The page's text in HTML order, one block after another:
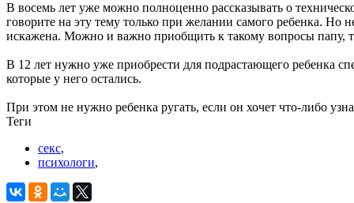
В восемь лет уже можно полноценно рассказывать о
говорите на эту тему только при желании самого ребенка.
искажена. Можно и важно приобщить к такому вопросы папу,
В 12 лет нужно уже приобрести для подрастающего ребенка
которые у него остались.
При этом не нужно ребенка ругать, если он хочет что-либо
Теги
секс,
психологи,